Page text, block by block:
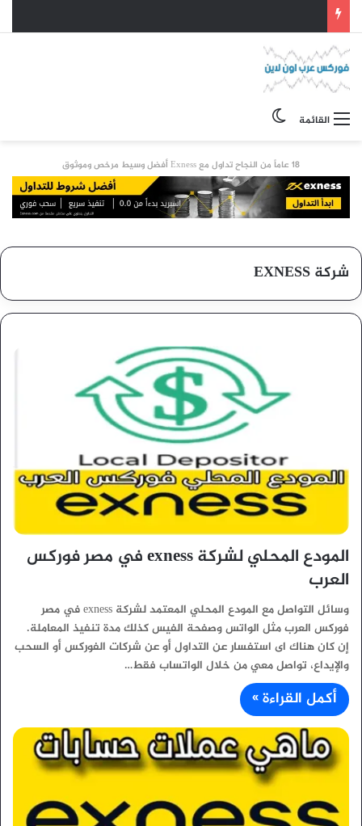
القائمة
18 عاماً من النجاح تداول مع Exness أفضل وسيط مرخص وموثوق
شركة EXNESS
المودع المحلي لشركة exness في مصر فوركس
العرب
وسائل التواصل مع المودع المحلي المعتمد لشركة exness في مصر
فوركس العرب مثل الواتس وصفحة الفيس كذلك مدة تنفيذ المعاملة.
إن كان هناك اى استفسار عن التداول أو عن شركات الفوركس أو السحب
والإيداع، تواصل معي من خلال الواتساب فقط…
أكمل القراءة »